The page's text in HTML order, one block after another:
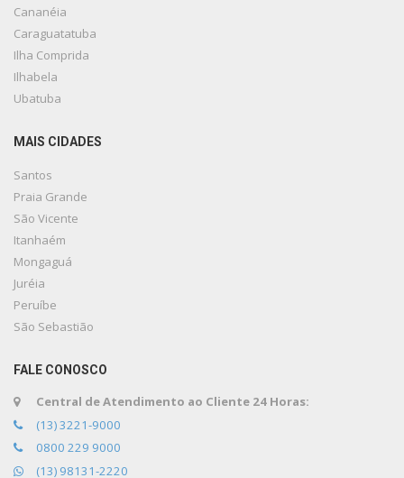
Cananéia
Caraguatatuba
Ilha Comprida
Ilhabela
Ubatuba
MAIS CIDADES
Santos
Praia Grande
São Vicente
Itanhaém
Mongaguá
Juréia
Peruíbe
São Sebastião
FALE CONOSCO
Central de Atendimento ao Cliente 24 Horas:
(13) 3221-9000
0800 229 9000
(13) 98131-2220